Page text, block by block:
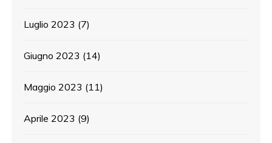
Luglio 2023 (7)
Giugno 2023 (14)
Maggio 2023 (11)
Aprile 2023 (9)